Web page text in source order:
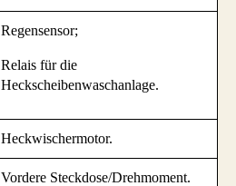
Regensensor;
Relais für die
Heckscheibenwaschanlage.
Heckwischermotor.
Vordere Steckdose/Drehmoment.